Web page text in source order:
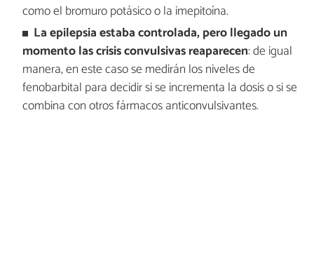
como el bromuro potásico o la imepitoína.
La epilepsia estaba controlada, pero llegado un
momento las crisis convulsivas reaparecen: de igual
manera, en este caso se medirán los niveles de
fenobarbital para decidir si se incrementa la dosis o si se
combina con otros fármacos anticonvulsivantes.